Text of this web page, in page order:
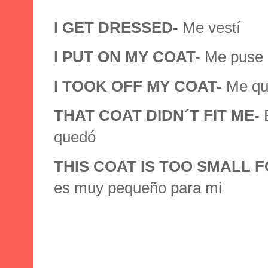
I GET DRESSED- Me vestí
I PUT ON MY COAT- Me
I TOOK OFF MY COAT- Me
THAT COAT DIDN´T FIT ME-
quedó
THIS COAT IS TOO SMALL
es muy pequeño para mi